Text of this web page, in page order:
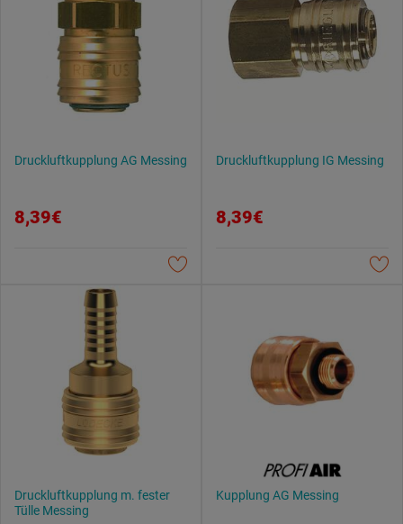
Druckluftkupplung AG Messing
8,39€
Druckluftkupplung IG Messing
8,39€
Druckluftkupplung m. fester
Tülle Messing
Kupplung AG Messing